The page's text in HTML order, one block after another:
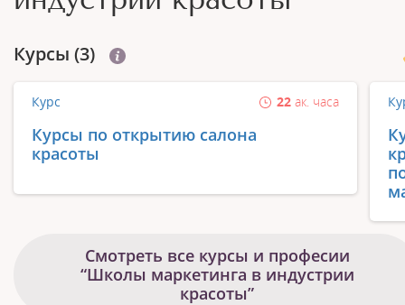
Курсы (3)
Курс 22 ак. часа
Курсы по открытию салона
красоты
Смотреть все курсы и професии
“Школы маркетинга в индустрии
красоты”